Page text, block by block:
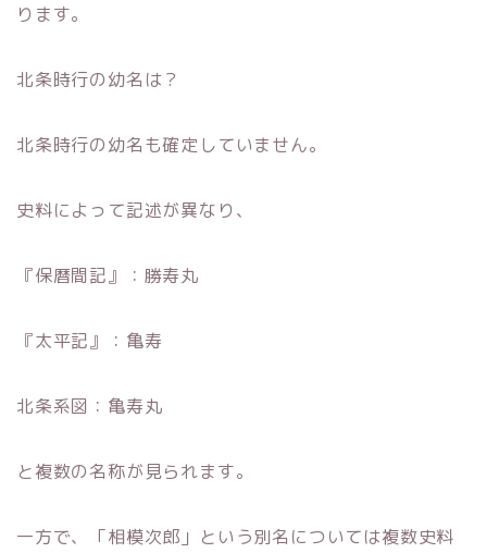
ります。
北条時行の幼名は？
北条時行の幼名も確定していません。
史料によって記述が異なり、
『保暦間記』：勝寿丸
『太平記』：亀寿
北条系図：亀寿丸
と複数の名称が見られます。
一方で、「相模次郎」という別名については複数史料